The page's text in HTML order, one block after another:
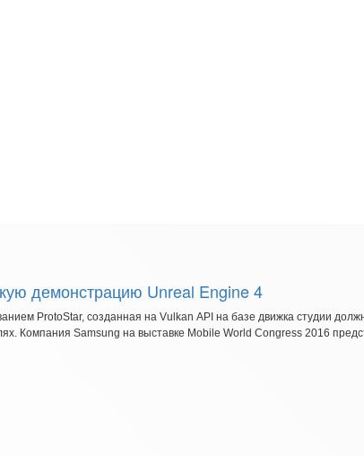
демонстрацию Unreal Engine 4
ProtoStar, созданная на Vulkan API на базе движка студии
Компания Samsung на выставке Mobile World Congress 2016